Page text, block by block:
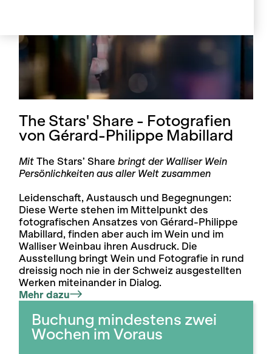
The Stars' Share - Fotografien
von Gérard-Philippe Mabillard
MitThe Stars’ Share bringt der Walliser Wein
Persönlichkeiten aus aller Welt zusammen
Leidenschaft, Austausch und Begegnungen:
Diese Werte stehen im Mittelpunkt des
fotografischen Ansatzes von Gérard-Philippe
Mabillard, finden aber auch im Wein und im
Walliser Weinbau ihren Ausdruck. Die
Ausstellung bringt Wein und Fotografie in rund
dreissig noch nie in der Schweiz ausgestellten
Werken miteinander in Dialog.
Mehr dazu
Buchung mindestens zwei
Wochen im Voraus